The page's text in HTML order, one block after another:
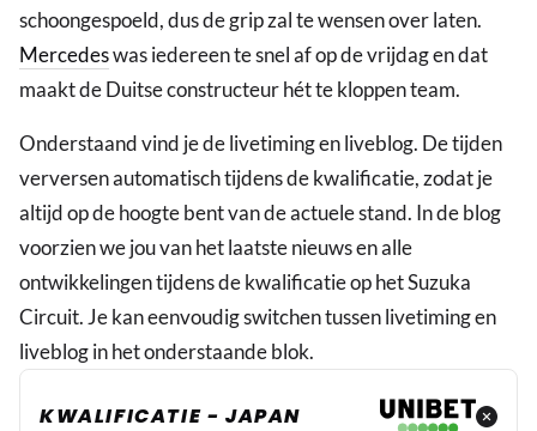
schoongespoeld, dus de grip zal te wensen over laten.
Mercedeswas iedereen te snel af op de vrijdag en dat
maakt de Duitse constructeur hét te kloppen team.
Onderstaand vind je de livetiming en liveblog. De tijden
verversen automatisch tijdens de kwalificatie, zodat je
altijd op de hoogte bent van de actuele stand. In de blog
voorzien we jou van het laatste nieuws en alle
ontwikkelingen tijdens de kwalificatie op het Suzuka
Circuit. Je kan eenvoudig switchen tussen livetiming en
liveblog in het onderstaande blok.
KWALIFICATIE - JAPAN